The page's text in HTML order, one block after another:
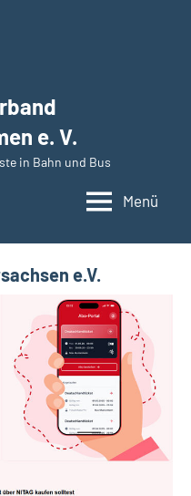
e. V.
in Bahn und Bus
Menü
e.V.